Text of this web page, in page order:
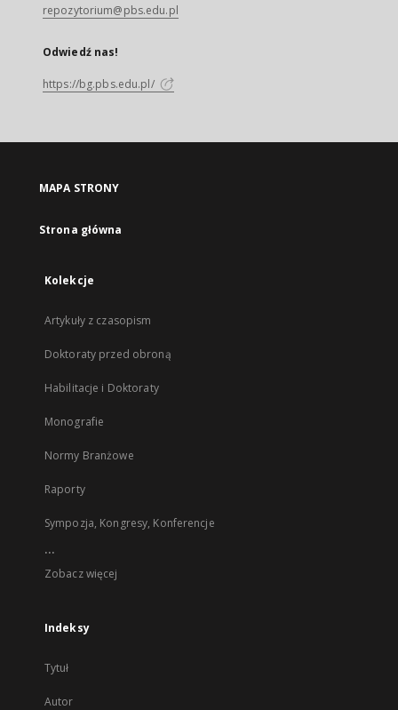
repozytorium@pbs.edu.pl
Odwiedź nas!
https://bg.pbs.edu.pl/
MAPA STRONY
Strona główna
Kolekcje
Artykuły z czasopism
Doktoraty przed obroną
Habilitacje i Doktoraty
Monografie
Normy Branżowe
Raporty
Sympozja, Kongresy, Konferencje
...
Zobacz więcej
Indeksy
Tytuł
Autor